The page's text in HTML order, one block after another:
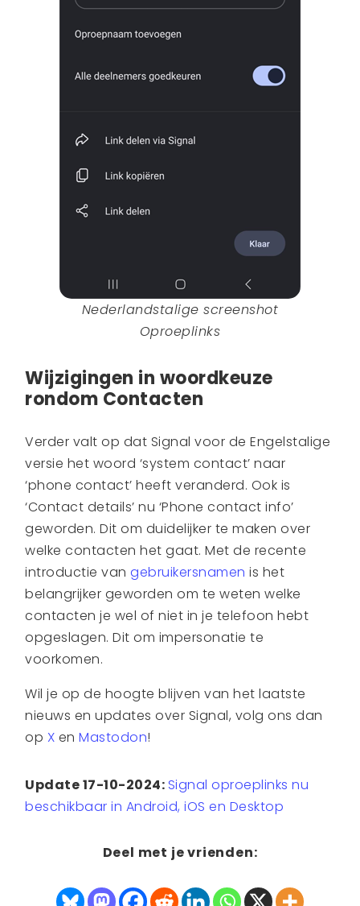
Nederlandstalige screenshot
Oproeplinks
Wijzigingen in woordkeuze
rondom Contacten
Verder valt op dat Signal voor de Engelstalige
versie het woord ‘system contact’ naar
‘phone contact’ heeft veranderd. Ook is
‘Contact details’ nu ‘Phone contact info’
geworden. Dit om duidelijker te maken over
welke contacten het gaat. Met de recente
introductie vangebruikersnamen is het
belangrijker geworden om te weten welke
contacten je wel of niet in je telefoon hebt
opgeslagen. Dit om impersonatie te
voorkomen.
Wil je op de hoogte blijven van het laatste
nieuws en updates over Signal, volg ons dan
op X enMastodon!
Update 17-10-2024: Signal oproeplinks nu
beschikbaar in Android, iOS en Desktop
Deel met je vrienden: